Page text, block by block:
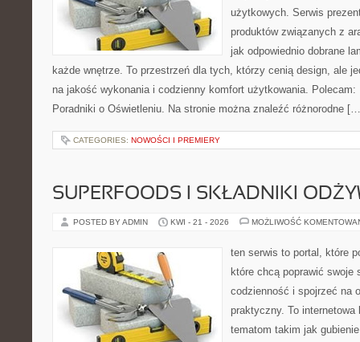
użytkowych. Serwis
produktów związanych z
jak odpowiednio dobrane
każde wnętrze. To przestrzeń dla tych, którzy cenią design, ale
na jakość wykonania i codzienny komfort użytkowania.
Poradniki o Oświetleniu. Na stronie można znaleźć różnorodne
CATEGORIES: NOWOŚCI I PREMIERY
SUPERFOODS I SKŁADNIKI
POSTED BY ADMIN KWI - 21 - 2026 MOŻLIWOŚĆ
ten serwis to portal, które
które chcą poprawić swoje
codzienność i spojrzeć na
praktyczny. To
tematom takim jak